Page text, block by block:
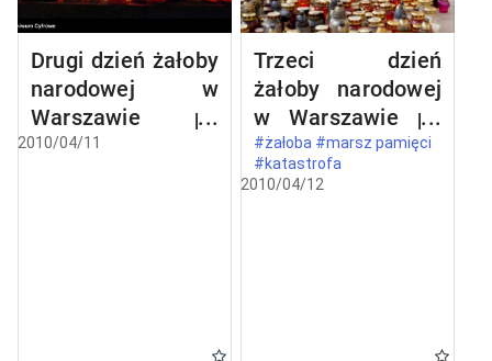
Drugi dzień żałoby
narodowej w
Warszawie po
katastrofie
2010/04/11
Trzeci dzień
żałoby narodowej
w Warszawie po
katastrofie
lotniczej w
#żałoba #marsz pamięci
#katastrofa
2010/04/12